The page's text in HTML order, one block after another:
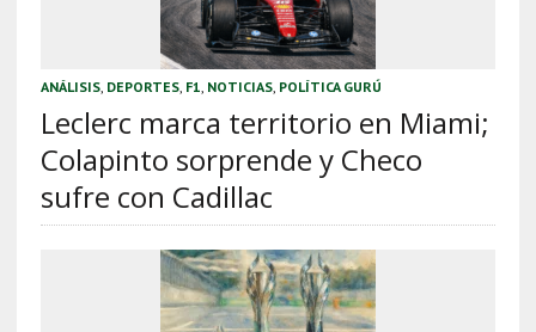
ANÁLISIS, DEPORTES, F1 NOTICIAS, POLÍTICA GURÚ
Leclerc marca territorio en Miami;
Colapinto sorprende y Checo
sufre con Cadillac